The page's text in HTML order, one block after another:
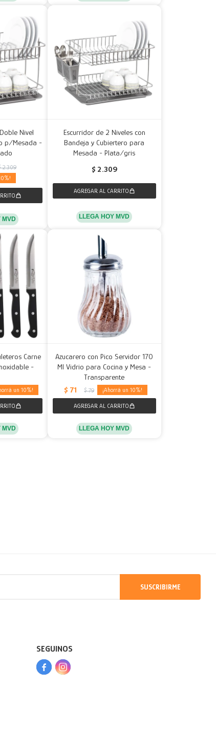
Nivel
p/Mesada -
2.309
MVD
Escurridor de 2 Niveles con
Bandeja y Cubiertero para
Mesada - Plata/gris
$ 2.309
LLEGA HOY MVD
Carne
-
10
MVD
Azucarero con Pico Servidor 170
Ml Vidrio para Cocina y Mesa -
Transparente
$ 71 $ 79 10
LLEGA HOY MVD
SUSCRIBIRME
SEGUINOS
 